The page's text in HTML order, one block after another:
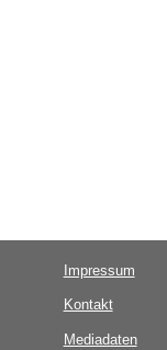
Impressum
Kontakt
Mediadaten